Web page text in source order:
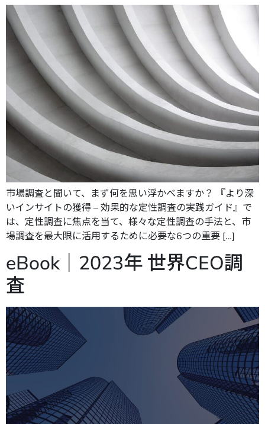
市場調査と聞いて、まず何を思い浮かべますか？ 『より深
いインサイトの獲得 – 効果的な定性調査の実践ガイド』で
は、定性調査に焦点を当て、様々な定性調査の手法と、市
場調査を最大限に活用するために必要な6つの重要 […]
eBook｜2023年 世界CEO調
査